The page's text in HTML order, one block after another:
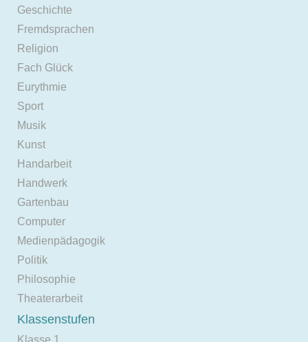
Geschichte
Fremdsprachen
Religion
Fach Glück
Eurythmie
Sport
Musik
Kunst
Handarbeit
Handwerk
Gartenbau
Computer
Medienpädagogik
Politik
Philosophie
Theaterarbeit
Klassenstufen
Klasse 1